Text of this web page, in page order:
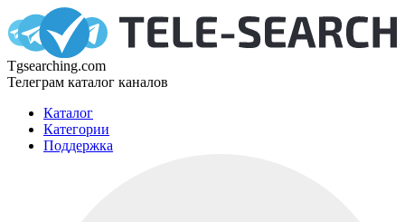
Tgsearching.com
Телеграм каталог каналов
Каталог
Категории
Поддержка